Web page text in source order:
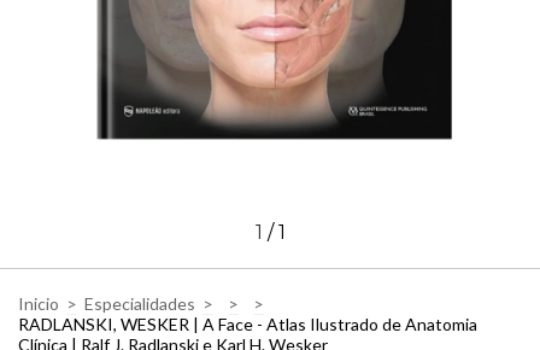
1 /1
Inicio > Especialidades > >
>
RADLANSKI, WESKER | A Face - Atlas Ilustrado de Anatomia
Clínica | Ralf J. Radlanski e Karl H. Wesker